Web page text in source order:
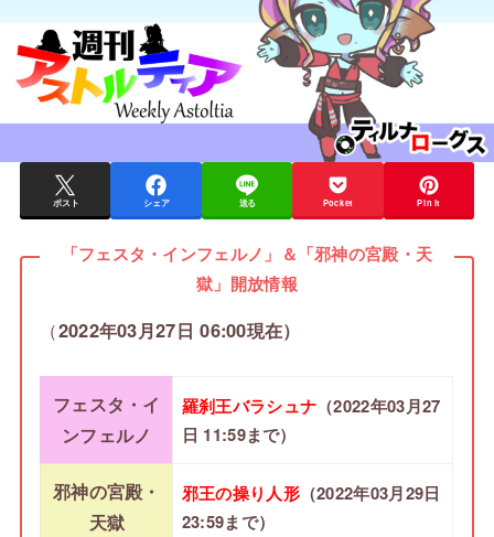
ポスト シェア 送る Pocket Pin it
「フェスタ・インフェルノ」＆「邪神の宮殿・天
獄」開放情報
（2022年03月27日 06:00現在）
フェスタ・イ
ンフェルノ
羅刹王バラシュナ （2022年03月27
日 11:59まで）
邪神の宮殿・
天獄
邪王の操り人形（2022年03月29日
23:59まで）